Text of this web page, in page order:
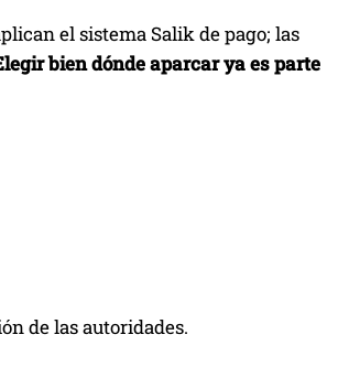
el sistema Salik de pago; las
bien dónde aparcar ya es parte
de las autoridades.